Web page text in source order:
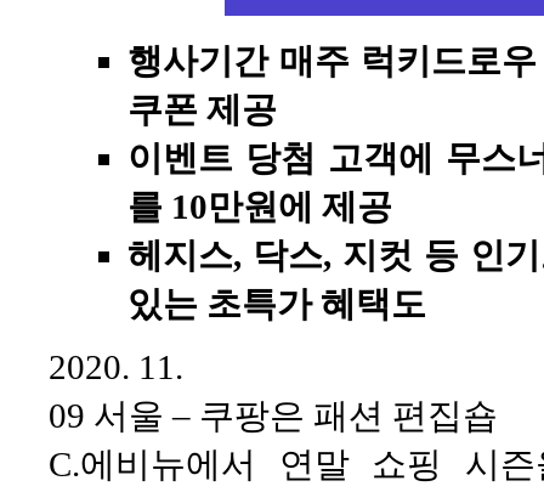
행사기간 매주 럭키드로우
쿠폰 제공
이벤트 당첨 고객에
무스
를 10만원에 제공
헤지스, 닥스, 지컷 등 인
있는 초특가 혜택도
2020. 11.
09 서울 – 쿠팡은 패션 편집숍
C.에비뉴에서 연말 쇼핑 시